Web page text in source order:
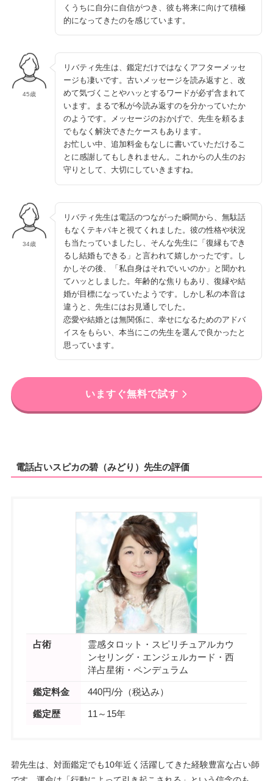
くうちに自分に自信がつき、彼も将来に向けて積極
的になってきたのを感じています。
45歳
リバティ先生は、鑑定だけではなくアフターメッセ
ージも凄いです。古いメッセージを読み返すと、改
めて気づくことやハッとするワードが必ず含まれて
います。まるで私が今読み返すのを分かっていたか
のようです。メッセージのおかげで、先生を頼るま
でもなく解決できたケースもあります。
お忙しい中、追加料金もなしに書いていただけるこ
とに感謝してもしきれません。これからの人生のお
守りとして、大切にしていきますね。
34歳
リバティ先生は電話のつながった瞬間から、無駄話
もなくテキパキと視てくれました。彼の性格や状況
も当たっていましたし、そんな先生に「復縁もでき
るし結婚もできる」と言われて嬉しかったです。し
かしその後、「私自身はそれでいいのか」と聞かれ
てハッとしました。年齢的な焦りもあり、復縁や結
婚が目標になっていたようです。しかし私の本音は
違うと、先生にはお見通しでした。
恋愛や結婚とは無関係に、幸せになるためのアドバ
イスをもらい、本当にこの先生を選んで良かったと
思っています。
いますぐ無料で試す
電話占いスピカの碧（みどり）先生の評価
占術
霊感タロット・スピリチュアルカウ
ンセリング・エンジェルカード・西
洋占星術・ペンデュラム
鑑定料金 440円/分（税込み）
鑑定歴 11～15年
碧先生は、対面鑑定でも10年近く活躍してきた経験豊富な占い師